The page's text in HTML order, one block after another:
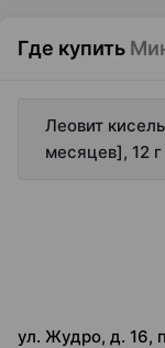
Где купить
Леовит
месяцев], 12
ул. Жудро, д. 16,